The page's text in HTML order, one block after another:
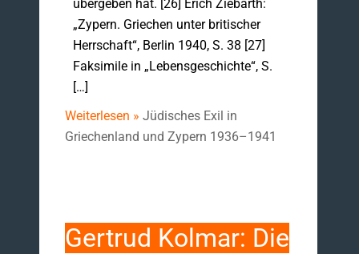
übergeben hat. [26] Erich Ziebarth:
„Zypern. Griechen unter britischer
Herrschaft“, Berlin 1940, S. 38 [27]
Faksimile in „Lebensgeschichte“, S.
[…]
Weiterlesen » Jüdisches Exil in
Griechenland und Zypern 1936–1941
Gertrud Kolmar: Die